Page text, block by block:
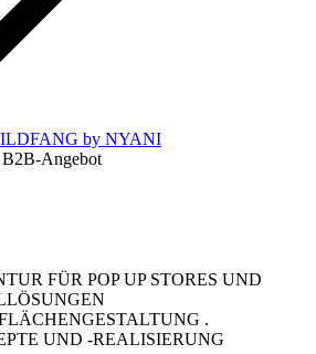
by NYANI
B2B-Angebot
FÜR POP UP STORES UND
.
UND -REALISIERUNG